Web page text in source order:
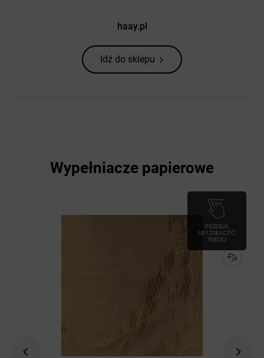
haay.pl
Idź do sklepu
Wypełniacze papierowe
PRZESUŃ,
ABY ZOBACZYĆ
WIĘCEJ